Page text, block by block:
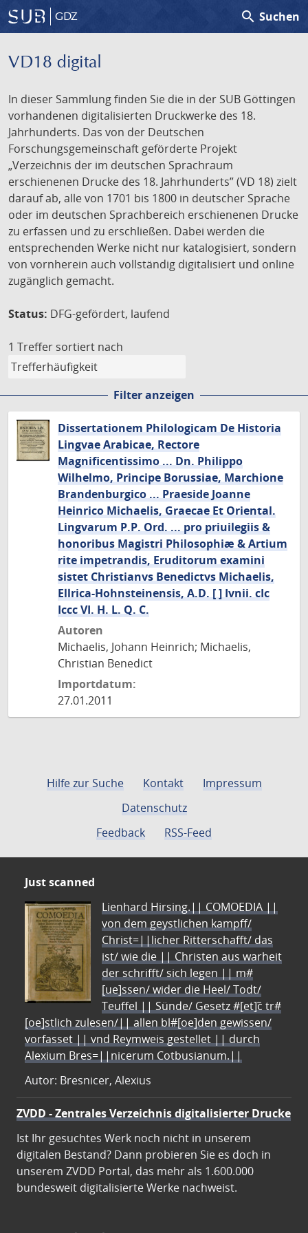
GDZ search Suchen
VD18 digital
In dieser Sammlung finden Sie die in der SUB Göttingen
vorhandenen digitalisierten Druckwerke des 18.
Jahrhunderts. Das von der Deutschen
Forschungsgemeinschaft geförderte Projekt
„Verzeichnis der im deutschen Sprachraum
erschienenen Drucke des 18. Jahrhunderts” (VD 18) zielt
darauf ab, alle von 1701 bis 1800 in deutscher Sprache
oder im deutschen Sprachbereich erschienenen Drucke
zu erfassen und zu erschließen. Dabei werden die
entsprechenden Werke nicht nur katalogisiert, sondern
von vornherein auch vollständig digitalisiert und online
zugänglich gemacht.
Status: DFG-gefördert, laufend
1 Treffer sortiert nach
Filter anzeigen
Dissertationem Philologicam De Historia
Lingvae Arabicae, Rectore
Magnificentissimo ... Dn. Philippo
Wilhelmo, Principe Borussiae, Marchione
Brandenburgico ... Praeside Joanne
Heinrico Michaelis, Graecae Et Oriental.
Lingvarum P.P. Ord. ... pro priuilegiis &
honoribus Magistri Philosophiæ & Artium
rite impetrandis, Eruditorum examini
sistet Christianvs Benedictvs Michaelis,
Ellrica-Hohnsteinensis, A.D. [ ] Ivnii. cIc
Iccc VI. H. L. Q. C.
Autoren
Michaelis, Johann Heinrich; Michaelis,
Christian Benedict
Importdatum:
27.01.2011
Hilfe zur Suche Kontakt
Impressum
Datenschutz
Feedback
RSS-Feed
Just scanned
Lienhard Hirsing.|| COMOEDIA ||
von dem geystlichen kampff/
Christ=||licher Ritterschafft/ das
ist/ wie die || Christen aus warheit
der schrifft/ sich legen || m#
[ue]ssen/ wider die Heel/ Todt/
Teuffel || Sünde/ Gesetz #[et]c̃ tr#
[oe]stlich zulesen/|| allen bl#[oe]den gewissen/
vorfasset || vnd Reymweis gestellet || durch
Alexium Bres=||nicerum Cotbusianum.||
Autor: Bresnicer, Alexius
ZVDD - Zentrales Verzeichnis digitalisierter Drucke
Ist Ihr gesuchtes Werk noch nicht in unserem
digitalen Bestand? Dann probieren Sie es doch in
unserem ZVDD Portal, das mehr als 1.600.000
bundesweit digitalisierte Werke nachweist.